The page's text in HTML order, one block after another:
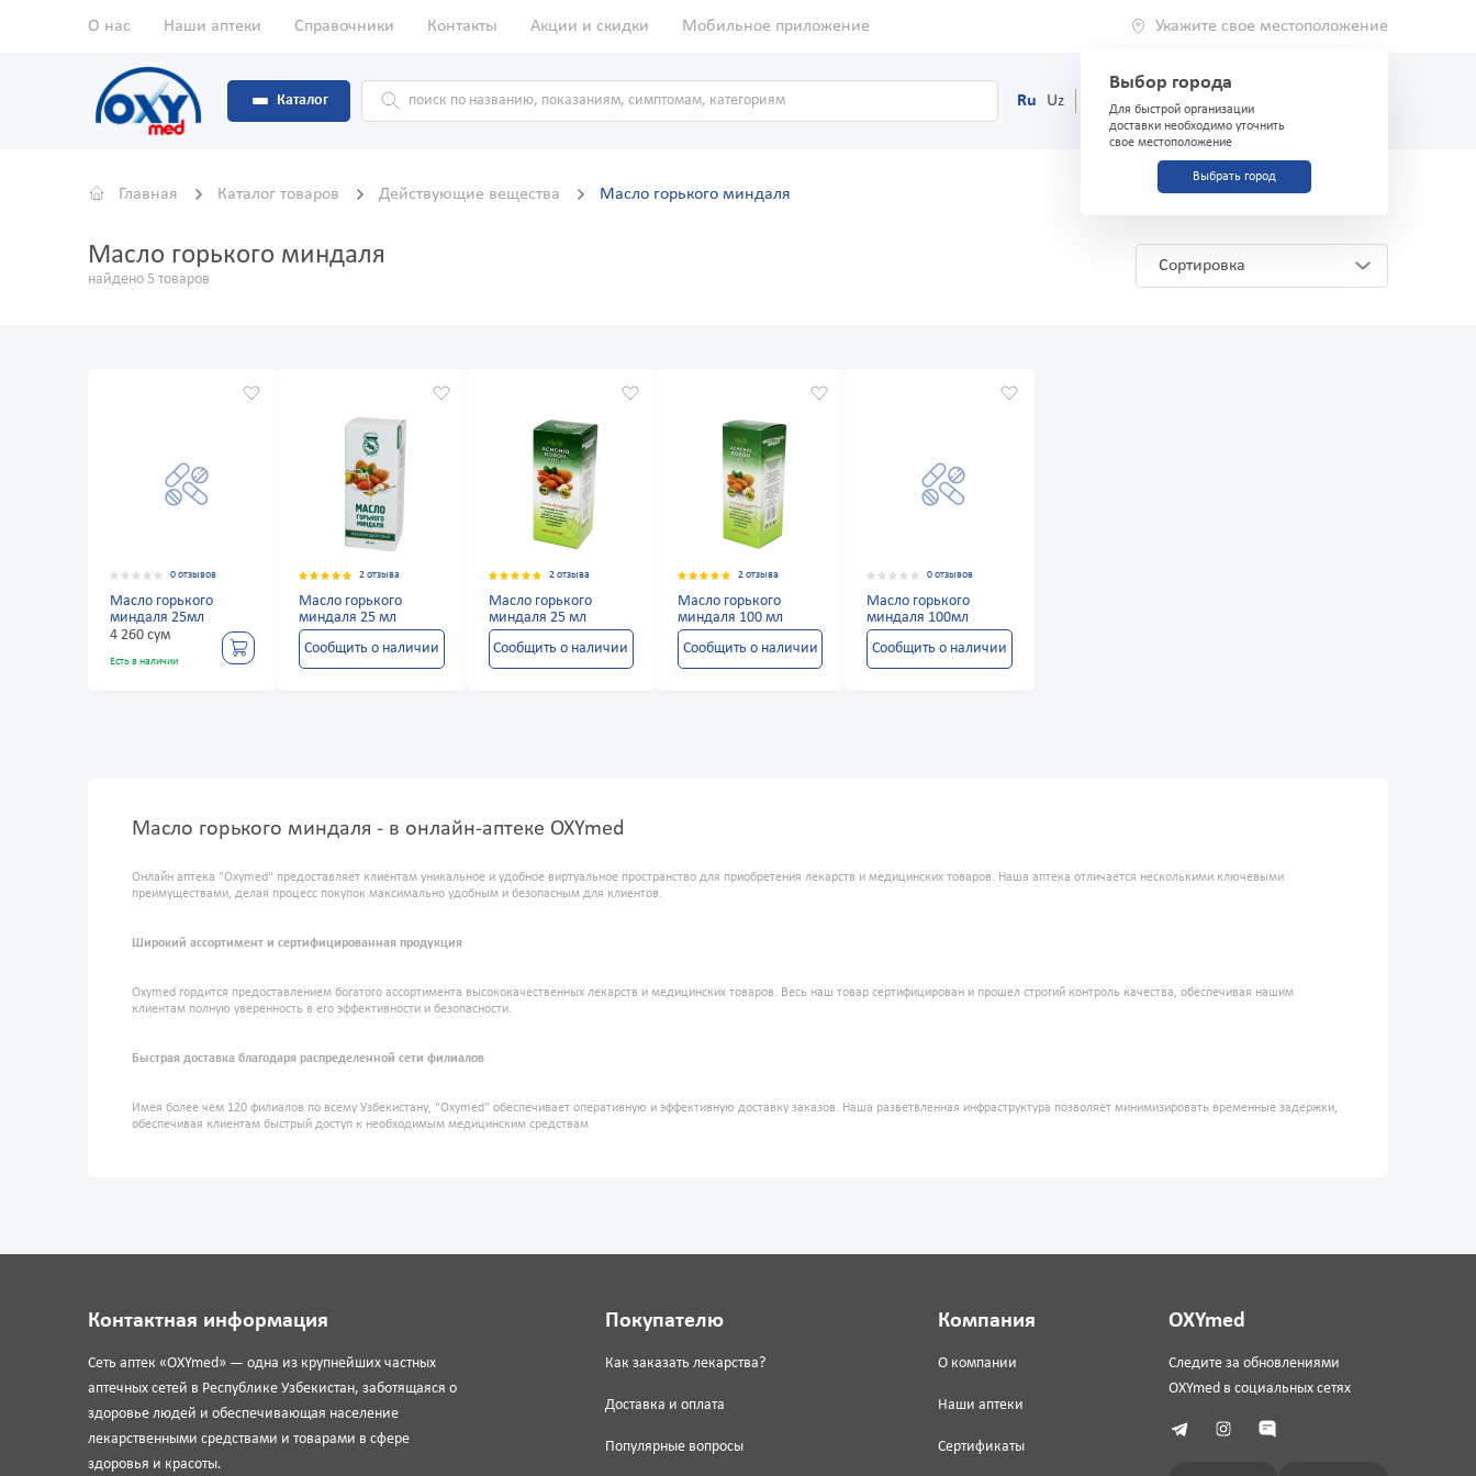
О нас Наши аптеки Справочники Контакты Акции и скидки Мобильное приложение Укажите свое местоположение
Выбор города
Для быстрой организации
доставки необходимо уточнить
свое местоположение
Выбрать город
Каталог Ru Uz (71) 200-03-03
Главная Каталог товаров Действующие вещества Масло горького миндаля
Масло горького миндаля
найдено 5 товаров
Сортировка
0 отзывов
Масло горького
миндаля 25мл
4 260 сум
Есть в наличии
2 отзыва
Масло горького
миндаля 25 мл
Сообщить о наличии
2 отзыва
Масло горького
миндаля 25 мл
Сообщить о наличии
2 отзыва
Масло горького
миндаля 100 мл
Сообщить о наличии
0 отзывов
Масло горького
миндаля 100мл
Сообщить о наличии
Масло горького миндаля - в онлайн-аптеке OXYmed
Онлайн аптека "Oxymed" предоставляет клиентам уникальное и удобное виртуальное пространство для приобретения лекарств и медицинских товаров. Наша аптека отличается несколькими ключевыми
преимуществами, делая процесс покупок максимально удобным и безопасным для клиентов.
Широкий ассортимент и сертифицированная продукция
Oxymed гордится предоставлением богатого ассортимента высококачественных лекарств и медицинских товаров. Весь наш товар сертифицирован и прошел строгий контроль качества, обеспечивая нашим
клиентам полную уверенность в его эффективности и безопасности.
Быстрая доставка благодаря распределенной сети филиалов
Имея более чем 120 филиалов по всему Узбекистану, "Oxymed" обеспечивает оперативную и эффективную доставку заказов. Наша разветвленная инфраструктура позволяет минимизировать временные задержки,
обеспечивая клиентам быстрый доступ к необходимым медицинским средствам
Контактная информация
Сеть аптек «OXYmed» — одна из крупнейших частных
аптечных сетей в Республике Узбекистан, заботящаяся о
здоровье людей и обеспечивающая население
лекарственными средствами и товарами в сфере
здоровья и красоты.
Покупателю
Как заказать лекарства?
Доставка и оплата
Популярные вопросы
Компания
О компании
Наши аптеки
Сертификаты
OXYmed
Следите за обновлениями
OXYmed в социальных сетях